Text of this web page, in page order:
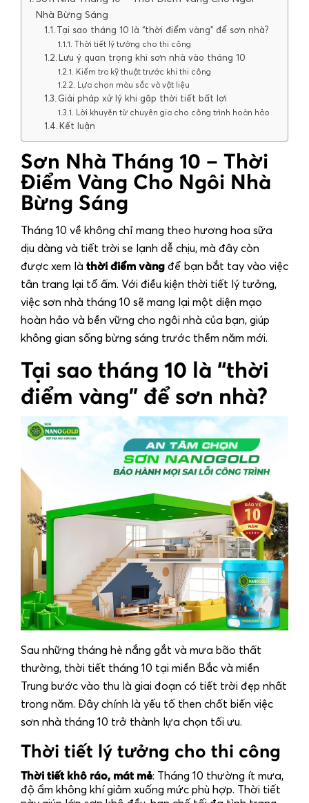
Nhà Bừng Sáng
Tại sao tháng 10 là “thời điểm vàng” để sơn nhà?
Thời tiết lý tưởng cho thi công
Lưu ý quan trọng khi sơn nhà vào tháng 10
Kiểm tra kỹ thuật trước khi thi công
Lựa chọn màu sắc và vật liệu
Giải pháp xử lý khi gặp thời tiết bất lợi
Lời khuyên từ chuyên gia cho công trình hoàn hảo
Kết luận
Sơn Nhà Tháng 10 – Thời
Điểm Vàng Cho Ngôi Nhà
Bừng Sáng
Tháng 10 về không chỉ mang theo hương hoa sữa
dịu dàng và tiết trời se lạnh dễ chịu, mà đây còn
được xem là thời điểm vàng để bạn bắt tay vào việc
tân trang lại tổ ấm. Với điều kiện thời tiết lý tưởng,
việc sơn nhà tháng 10 sẽ mang lại một diện mạo
hoàn hảo và bền vững cho ngôi nhà của bạn, giúp
không gian sống bừng sáng trước thềm năm mới.
Tại sao tháng 10 là “thời
điểm vàng” để sơn nhà?
Sau những tháng hè nắng gắt và mưa bão thất
thường, thời tiết tháng 10 tại miền Bắc và miền
Trung bước vào thu là giai đoạn có tiết trời đẹp nhất
trong năm. Đây chính là yếu tố then chốt biến việc
sơn nhà tháng 10 trở thành lựa chọn tối ưu.
Thời tiết lý tưởng cho thi công
Thời tiết khô ráo, mát mẻ: Tháng 10 thường ít mưa,
độ ẩm không khí giảm xuống mức phù hợp. Thời tiết